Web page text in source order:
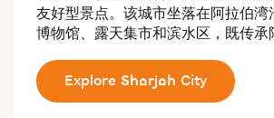
友好型景点。该城市坐落在阿拉伯湾
博物馆、露天集市和滨水区，既传承
Explore Sharjah City